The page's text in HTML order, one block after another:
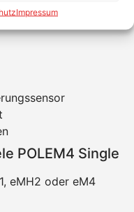
Impressumder Stele auf
POLEM4 Single
eMH2 oder eM4